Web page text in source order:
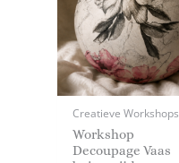
Creatieve Workshops
Workshop
Decoupage Vaas